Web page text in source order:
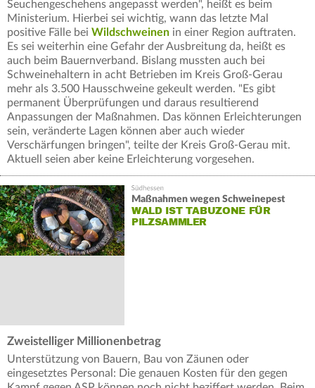
Seuchengeschehens angepasst werden", heißt es beim
Ministerium. Hierbei sei wichtig, wann das letzte Mal
positive Fälle bei Wildschweinen in einer Region auftraten.
Es sei weiterhin eine Gefahr der Ausbreitung da, heißt es
auch beim Bauernverband. Bislang mussten auch bei
Schweinehaltern in acht Betrieben im Kreis Groß-Gerau
mehr als 3.500 Hausschweine gekeult werden. "Es gibt
permanent Überprüfungen und daraus resultierend
Anpassungen der Maßnahmen. Das können Erleichterungen
sein, veränderte Lagen können aber auch wieder
Verschärfungen bringen", teilte der Kreis Groß-Gerau mit.
Aktuell seien aber keine Erleichterung vorgesehen.
Maßnahmen wegen Schweinepest
WALD IST TABUZONE FÜR
PILZSAMMLER
Zweistelliger Millionenbetrag
Unterstützung von Bauern, Bau von Zäunen oder
eingesetztes Personal: Die genauen Kosten für den gegen